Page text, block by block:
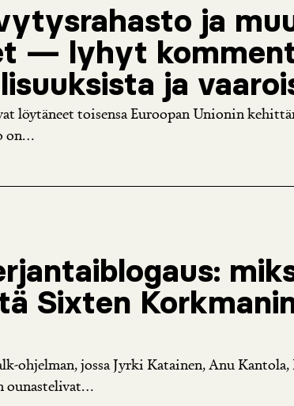
ja
— lyhyt
ja
löytäneet toisensa Euroopan Unionin
on...
Sixten
ohjelman, jossa Jyrki Katainen, Anu Kantola,
ounastelivat...